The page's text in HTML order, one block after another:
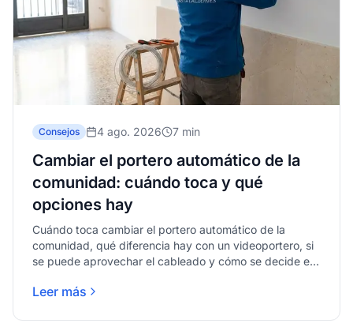
Consejos 4 ago. 2026 7 min
Cambiar el portero automático de la
comunidad: cuándo toca y qué
opciones hay
Cuándo toca cambiar el portero automático de la
comunidad, qué diferencia hay con un videoportero, si
se puede aprovechar el cableado y cómo se decide en
Leer más